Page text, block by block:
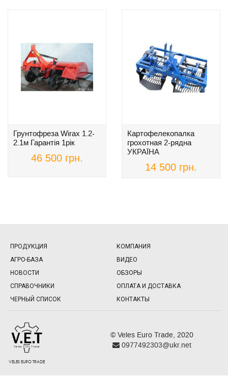
Грунтофреза Wirax 1.2-
2.1м Гарантія 1рік
46 500 грн.
Картофелекопалка
грохотная 2-рядна
УКРАЇНА
14 500 грн.
ПРОДУКЦИЯ
КОМПАНИЯ
АГРО-БАЗА
ВИДЕО
НОВОСТИ
ОБЗОРЫ
СПРАВОЧНИКИ
ОПЛАТА И ДОСТАВКА
ЧЕРНЫЙ СПИСОК
КОНТАКТЫ
VELES EURO TRADE
© Veles Euro Trade, 2020
0977492303@ukr.net